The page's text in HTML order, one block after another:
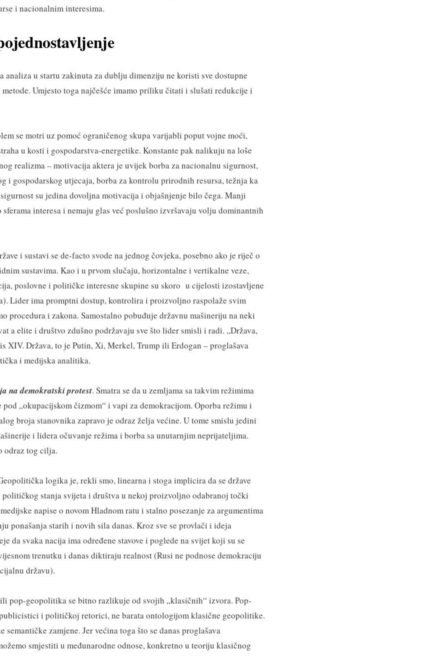
i nacionalnim interesima.
analiza u startu zakinuta za dublju dimenziju ne koristi sve dostupne
Umjesto toga najčešće imamo priliku čitati i slušati redukcije i
se motri uz pomoć ograničenog skupa varijabli poput vojne moći,
u kosti i gospodarstva-energetike. Konstante pak nalikuju na loše
realizma – motivacija aktera je uvijek borba za nacionalnu sigurnost,
i gospodarskog utjecaja, borba za kontrolu prirodnih resursa, težnja ka
su jedina dovoljna motivacija i objašnjenje bilo čega. Manji
interesa i nemaju glas već poslušno izvršavaju volju dominantnih
i sustavi se de-facto svode na jednog čovjeka, posebno ako je riječ o
sustavima. Kao i u prvom slučaju, horizontalne i vertikalne veze,
poslovne i političke interesne skupine su skoro u cijelosti izostavljene
Lider ima promptni dostup, kontrolira i proizvoljno raspolaže svim
procedura i zakona. Samostalno pobuđuje državnu mašineriju na neki
a elite i društvo zdušno podržavaju sve što lider smisli i radi. „Država,
XIV. Država, to je Putin, Xi, Merkel, Trump ili Erdogan – proglašava
i medijska analitika.
na demokratski protest. Smatra se da u zemljama sa takvim režimima
„okupacijskom čizmom“ i vapi za demokracijom. Oporba režimu i
broja stanovnika zapravo je odraz želja većine. U tome smislu jedini
i lidera očuvanje režima i borba sa unutarnjim neprijateljima.
odraz tog cilja.
logika je, rekli smo, linearna i stoga implicira da se države
stanja svijeta i društva u nekoj proizvoljno odabranoj točki
napise o novom Hladnom ratu i stalno posezanje za argumentima
ponašanja starih i novih sila danas. Kroz sve se provlači i ideja
da svaka nacija ima određene stavove i poglede na svijet koji su se
trenutku i danas diktiraju realnost (Rusi ne podnose demokraciju
državu).
pop-geopolitika se bitno razlikuje od svojih „klasičnih“ izvora. Pop-
i političkoj retorici, ne barata ontologijom klasične geopolitike.
semantičke zamjene. Jer većina toga što se danas proglašava
smjestiti u međunarodne odnose, konkretno u teoriju klasičnog